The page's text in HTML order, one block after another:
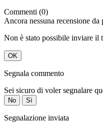
Commenti (0)
Ancora nessuna recensione da
Non è stato possibile inviare il
OK
Segnala commento
Sei sicuro di voler segnalare
No Sì
Segnalazione inviata